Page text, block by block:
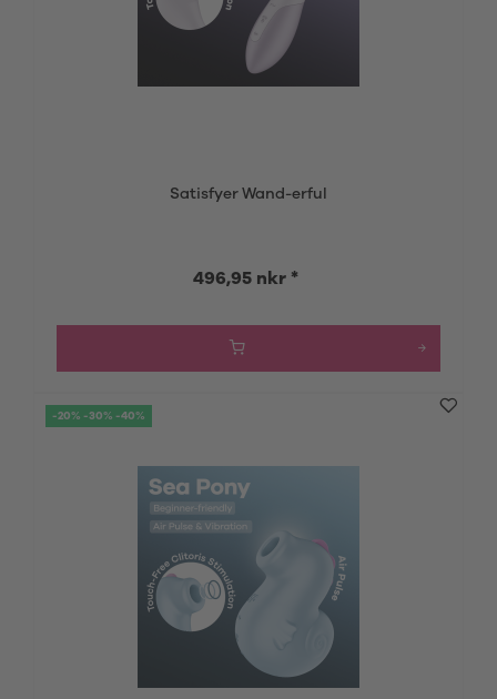
Satisfyer Wand-erful
496,95 nkr *
-20% -30% -40%